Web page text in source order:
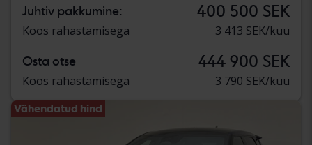
Juhtiv pakkumine: 400 500 SEK
Koos rahastamisega 3 413 SEK/kuu
Osta otse 444 900 SEK
Koos rahastamisega 3 790 SEK/kuu
Vähendatud hind